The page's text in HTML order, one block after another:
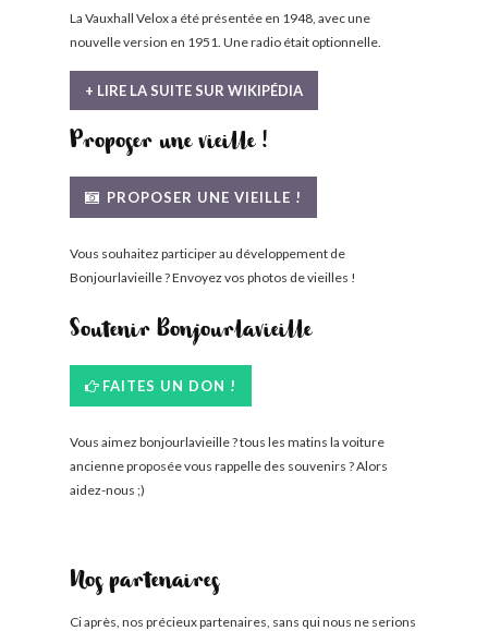
La Vauxhall Velox a été présentée en 1948, avec une
nouvelle version en 1951. Une radio était optionnelle.
+ LIRE LA SUITE SUR WIKIPÉDIA
Proposer une vieille !
PROPOSER UNE VIEILLE !
Vous souhaitez participer au développement de
Bonjourlavieille ? Envoyez vos photos de vieilles !
Soutenir Bonjourlavieille
FAITES UN DON !
Vous aimez bonjourlavieille ? tous les matins la voiture
ancienne proposée vous rappelle des souvenirs ? Alors
aidez-nous ;)
Nos partenaires
Ci après, nos précieux partenaires, sans qui nous ne serions